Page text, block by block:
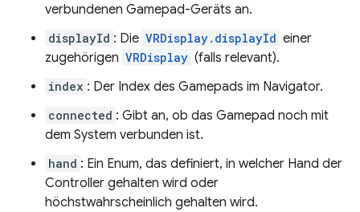
verbundenen Gamepad-Geräts an.
displayId : Die VRDisplay.displayId einer
zugehörigen VRDisplay (falls relevant).
index : Der Index des Gamepads im Navigator.
connected : Gibt an, ob das Gamepad noch mit
dem System verbunden ist.
hand : Ein Enum, das definiert, in welcher Hand der
Controller gehalten wird oder
höchstwahrscheinlich gehalten wird.